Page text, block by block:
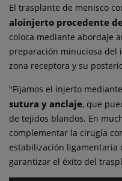
El trasplante de menisco
aloinjerto procedente
coloca mediante abordaje
preparación minuciosa del
zona receptora y su
"Fijamos el injerto
sutura y anclaje, que
de tejidos blandos. En
complementar la cirugía
estabilización ligamentaria
garantizar el éxito del